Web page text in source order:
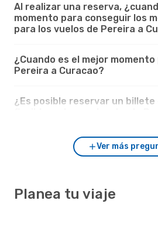
Al realizar una reserva,
momento para conseguir los
para los vuelos de Pereira a
¿Cuando es el mejor
Pereira a Curacao?
¿Es posible reservar un billete
Ver más
Planea tu viaje